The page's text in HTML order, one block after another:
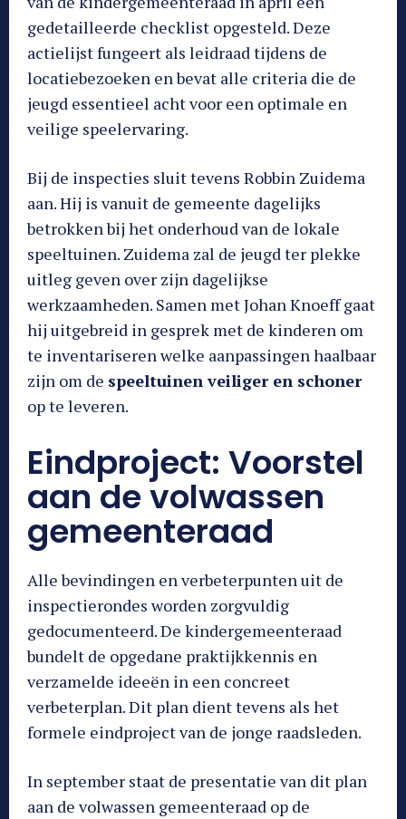
gedetailleerde checklist opgesteld. Deze
actielijst fungeert als leidraad tijdens de
locatiebezoeken en bevat alle criteria die de
jeugd essentieel acht voor een optimale en
veilige speelervaring.
Bij de inspecties sluit tevens Robbin Zuidema
aan. Hij is vanuit de gemeente dagelijks
betrokken bij het onderhoud van de lokale
speeltuinen. Zuidema zal de jeugd ter plekke
uitleg geven over zijn dagelijkse
werkzaamheden. Samen met Johan Knoeff gaat
hij uitgebreid in gesprek met de kinderen om
te inventariseren welke aanpassingen haalbaar
zijn om de speeltuinen veiliger en schoner
op te leveren.
Eindproject: Voorstel
aan de volwassen
gemeenteraad
Alle bevindingen en verbeterpunten uit de
inspectierondes worden zorgvuldig
gedocumenteerd. De kindergemeenteraad
bundelt de opgedane praktijkkennis en
verzamelde ideeën in een concreet
verbeterplan. Dit plan dient tevens als het
formele eindproject van de jonge raadsleden.
In september staat de presentatie van dit plan
aan de volwassen gemeenteraad op de